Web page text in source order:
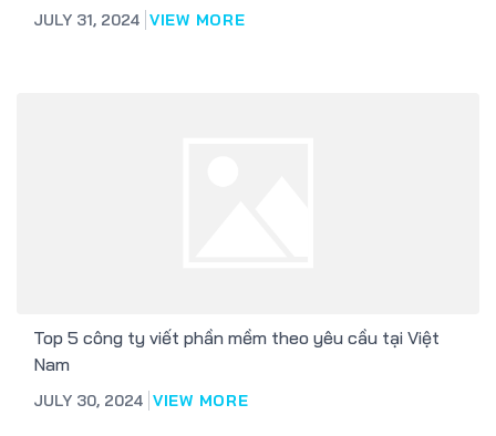
JULY 31, 2024 VIEW MORE
Top 5 công ty viết phần mềm theo yêu cầu tại Việt
Nam
JULY 30, 2024 VIEW MORE